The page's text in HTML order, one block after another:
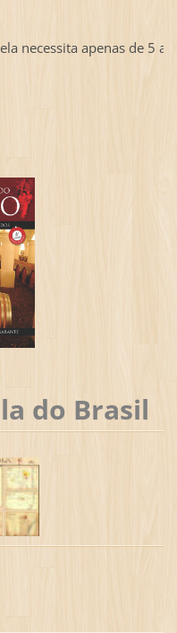
necessita apenas de 5 a
do Brasil